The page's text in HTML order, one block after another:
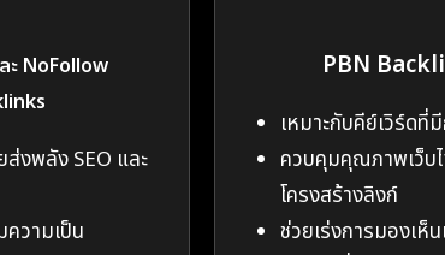
ะ NoFollow
งพลัง SEO และ
วามเป็น
PBN
เหมาะกับคีย์เวิร์ดที่
ควบคุมคุณภาพเว็บ
โครงสร้างลิงก์
ช่วยเร่งการมองเห็